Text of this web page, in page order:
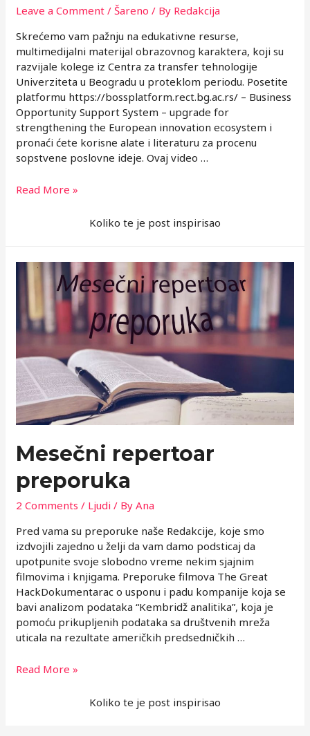
Leave a Comment /Šareno / By Redakcija
Skrećemo vam pažnju na edukativne resurse,
multimedijalni materijal obrazovnog karaktera, koji su
razvijale kolege iz Centra za transfer tehnologije
Univerziteta u Beogradu u proteklom periodu. Posetite
platformu https://bossplatform.rect.bg.ac.rs/ – Business
Opportunity Support System – upgrade for
strengthening the European innovation ecosystem i
pronaći ćete korisne alate i literaturu za procenu
sopstvene poslovne ideje. Ovaj video …
Zašto
za
poduhvata?
Read More »
Koliko te je post inspirisao
Mesečni repertoar
preporuka
2 Comments / Ljudi / ByAna
Pred vama su preporuke naše Redakcije, koje smo
izdvojili zajedno u želji da vam damo podsticaj da
upotpunite svoje slobodno vreme nekim sjajnim
filmovima i knjigama. Preporuke filmova The Great
HackDokumentarac o usponu i padu kompanije koja se
bavi analizom podataka “Kembridž analitika”, koja je
pomoću prikupljenih podataka sa društvenih mreža
uticala na rezultate američkih predsedničkih …
Mesečni
Read More »
Koliko te je post inspirisao